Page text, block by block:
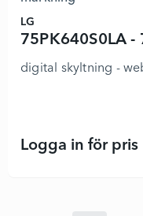
LG
digital skyltning -
Logga in för pris